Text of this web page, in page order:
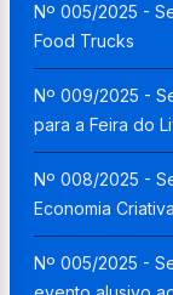
Nº 005/2025 -
Food Trucks
Nº 009/2025 -
para a Feira do
Nº 008/2025 -
Economia Criativa
Nº 005/2025 -